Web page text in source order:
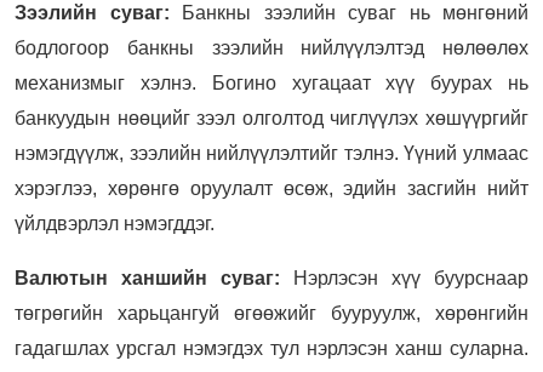
Зээлийн суваг: Банкны зээлийн суваг нь мөнгөний
бодлогоор банкны зээлийн нийлүүлэлтэд нөлөөлөх
механизмыг хэлнэ. Богино хугацаат хүү буурах нь
банкуудын нөөцийг зээл олголтод чиглүүлэх хөшүүргийг
нэмэгдүүлж, зээлийн нийлүүлэлтийг тэлнэ. Үүний улмаас
хэрэглээ, хөрөнгө оруулалт өсөж, эдийн засгийн нийт
үйлдвэрлэл нэмэгддэг.
Валютын ханшийн суваг:
Нэрлэсэн хүү буурснаар
төгрөгийн харьцангуй өгөөжийг бууруулж, хөрөнгийн
гадагшлах урсгал нэмэгдэх тул нэрлэсэн ханш суларна.